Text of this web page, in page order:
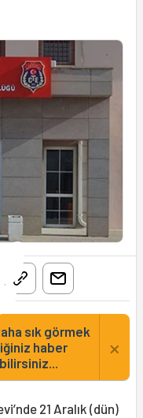
sık görmek
haber
×
21 Aralık (dün)